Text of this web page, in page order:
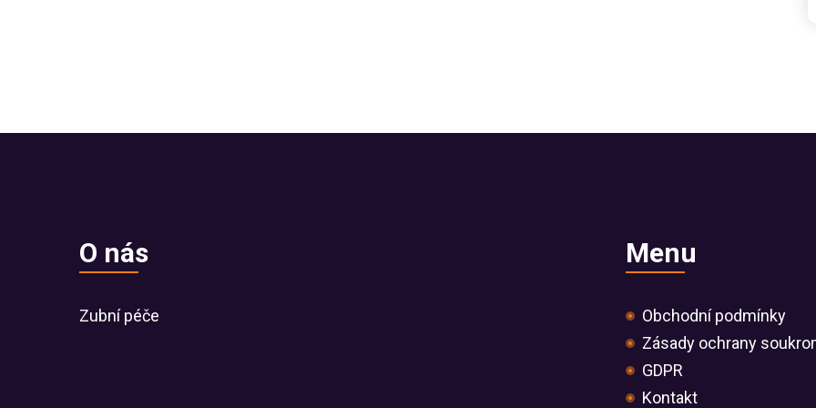
O nás
Zubní péče
Menu
Obchodní podmínky
Zásady ochrany
GDPR
Kontakt